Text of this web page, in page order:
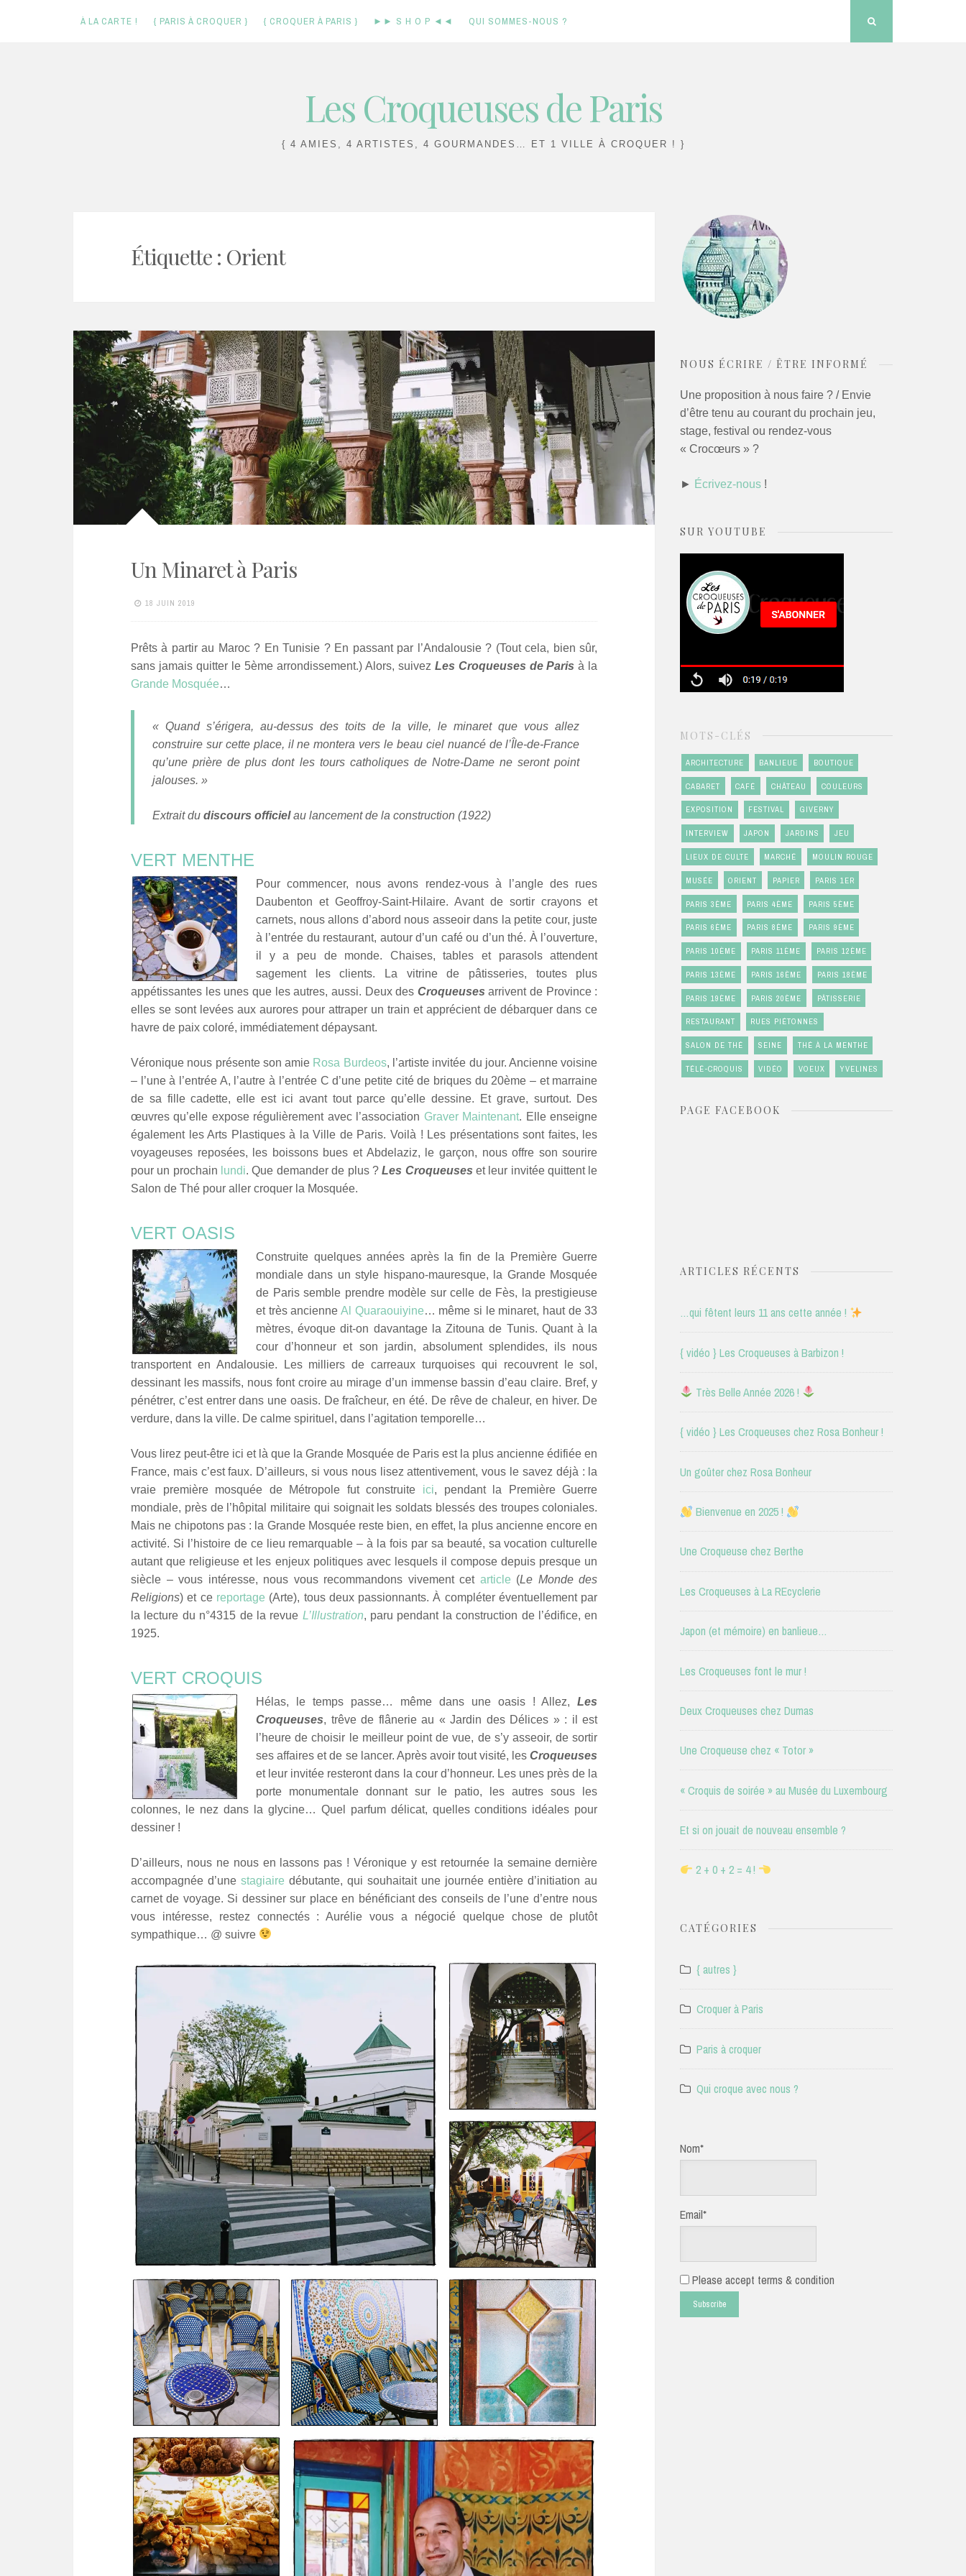
À LA CARTE ! { PARIS À CROQUER } { CROQUER À PARIS } ►► S H O P ◄◄ QUI SOMMES-NOUS ?
Les Croqueuses de Paris
{ 4 AMIES, 4 ARTISTES, 4 GOURMANDES… ET 1 VILLE À CROQUER ! }
Étiquette : Orient
Un Minaret à Paris
18 JUIN 2019
Prêts à partir au Maroc ? En Tunisie ? En passant par l’Andalousie ? (Tout cela, bien sûr,
sans jamais quitter le 5ème arrondissement.) Alors, suivez Les Croqueuses de Paris à la
Grande Mosquée…
« Quand s’érigera, au-dessus des toits de la ville, le minaret que vous allez
construire sur cette place, il ne montera vers le beau ciel nuancé de l’Île-de-France
qu’une prière de plus dont les tours catholiques de Notre-Dame ne seront point
jalouses. »
Extrait du discours officielau lancement de la construction (1922)
VERT MENTHE
Pour commencer, nous avons rendez-vous à l’angle des rues
Daubenton et Geoffroy-Saint-Hilaire. Avant de sortir crayons et
carnets, nous allons d’abord nous asseoir dans la petite cour, juste
à l’entrée du restaurant, autour d’un café ou d’un thé. À l’ouverture,
il y a peu de monde. Chaises, tables et parasols attendent
sagement les clients. La vitrine de pâtisseries, toutes plus
appétissantes les unes que les autres, aussi. Deux des Croqueuses arrivent de Province :
elles se sont levées aux aurores pour attraper un train et apprécient de débarquer dans ce
havre de paix coloré, immédiatement dépaysant.
Véronique nous présente son amie Rosa Burdeos, l’artiste invitée du jour. Ancienne voisine
– l’une à l’entrée A, l’autre à l’entrée C d’une petite cité de briques du 20ème – et marraine
de sa fille cadette, elle est ici avant tout parce qu’elle dessine. Et grave, surtout. Des
œuvres qu’elle expose régulièrement avec l’association Graver Maintenant. Elle enseigne
également les Arts Plastiques à la Ville de Paris.Voilà ! Les présentations sont faites, les
voyageuses reposées, les boissons bues et Abdelaziz, le garçon, nous offre son sourire
pour un prochain lundi. Que demander de plus ?Les Croqueuses et leur invitée quittent le
Salon de Thé pour aller croquer la Mosquée.
VERT OASIS
Construite quelques années après la fin de la Première Guerre
mondiale dans un style hispano-mauresque, la Grande Mosquée
de Paris semble prendre modèle sur celle de Fès, la prestigieuse
et très ancienneAl Quaraouiyine… même si le minaret, haut de 33
mètres, évoque dit-on davantage la Zitouna de Tunis. Quant à la
cour d’honneur et son jardin, absolument splendides, ils nous
transportent en Andalousie. Les milliers de carreaux turquoises qui recouvrent le sol,
dessinant les massifs, nous font croire au mirage d’un immense bassin d’eau claire. Bref, y
pénétrer, c’est entrer dans une oasis. De fraîcheur, en été. De rêve de chaleur, en hiver. De
verdure, dans la ville. De calme spirituel, dans l’agitation temporelle…
Vous lirez peut-être ici et là que la Grande Mosquée de Paris est la plus ancienne édifiée en
France, mais c’est faux. D’ailleurs, si vous nous lisez attentivement, vous le savez déjà : la
vraie première mosquée de Métropole fut construite ici, pendant la Première Guerre
mondiale, près de l’hôpital militaire qui soignait les soldats blessés des troupes coloniales.
Mais ne chipotons pas : la Grande Mosquée reste bien, en effet, la plus ancienne encore en
activité. Si l’histoire de ce lieu remarquable – à la fois par sa beauté, sa vocation culturelle
autant que religieuse et les enjeux politiques avec lesquels il compose depuis presque un
siècle – vous intéresse, nous vous recommandons vivement cet article (Le Monde des
Religions) et ce reportage (Arte), tous deux passionnants. À compléter éventuellement par
la lecture du n°4315 de la revue L’Illustration, paru pendant la construction de l’édifice, en
1925.
VERT CROQUIS
Hélas, le temps passe… même dans une oasis ! Allez,Les
Croqueuses, trêve de flânerie au « Jardin des Délices » : il est
l’heure de choisir le meilleur point de vue, de s’y asseoir, de sortir
ses affaires et de se lancer. Après avoir tout visité, lesCroqueuses
et leur invitée resteront dans la cour d’honneur. Les unes près de la
porte monumentale donnant sur le patio, les autres sous les
colonnes, le nez dans la glycine… Quel parfum délicat, quelles conditions idéales pour
dessiner !
D’ailleurs, nous ne nous en lassons pas ! Véronique y est retournée la semaine dernière
accompagnée d’unestagiaire débutante, qui souhaitait une journée entière d’initiation au
carnet de voyage. Si dessiner sur place en bénéficiant des conseils de l’une d’entre nous
vous intéresse, restez connectés : Aurélie vous a négocié quelque chose de plutôt
sympathique… @ suivre
NOUS ÉCRIRE / ÊTRE INFORMÉ
Une proposition à nous faire ? / Envie
d’être tenu au courant du prochain jeu,
stage, festival ou rendez-vous
« Crocœurs » ?
► Écrivez-nous!
SUR YOUTUBE
MOTS-CLÉS
ARCHITECTURE BANLIEUE BOUTIQUE
CABARET CAFÉ CHÂTEAU COULEURS
EXPOSITION FESTIVAL GIVERNY
INTERVIEW JAPON JARDINS JEU
LIEUX DE CULTE MARCHÉ MOULIN ROUGE
MUSÉE ORIENT PAPIER PARIS 1ER
PARIS 3ÈME PARIS 4ÈME PARIS 5ÈME
PARIS 6ÈME PARIS 8ÈME PARIS 9ÈME
PARIS 10ÈME PARIS 11ÈME PARIS 12ÈME
PARIS 13ÈME PARIS 16ÈME PARIS 18ÈME
PARIS 19ÈME PARIS 20ÈME PÂTISSERIE
RESTAURANT RUES PIÉTONNES
SALON DE THÉ SEINE THÉ À LA MENTHE
TÉLÉ-CROQUIS VIDÉO VOEUX YVELINES
PAGE FACEBOOK
ARTICLES RÉCENTS
…qui fêtent leurs 11 ans cette année !
{ vidéo } Les Croqueuses à Barbizon !
Très Belle Année 2026 !
{ vidéo } Les Croqueuses chez Rosa Bonheur !
Un goûter chez Rosa Bonheur
Bienvenue en 2025 !
Une Croqueuse chez Berthe
Les Croqueuses à La REcyclerie
Japon (et mémoire) en banlieue…
Les Croqueuses font le mur !
Deux Croqueuses chez Dumas
Une Croqueuse chez « Totor »
« Croquis de soirée » au Musée du Luxembourg
Et si on jouait de nouveau ensemble ?
2 + 0 + 2 = 4 !
CATÉGORIES
{ autres }
Croquer à Paris
Paris à croquer
Qui croque avec nous ?
Nom*
Email*
Please accept terms & condition